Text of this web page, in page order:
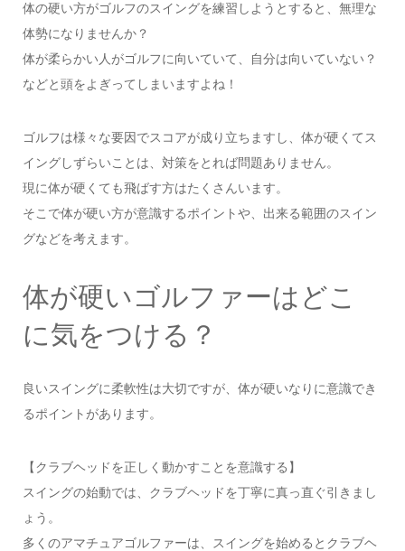
体の硬い方がゴルフのスイングを練習しようとすると、無理な
体勢になりませんか？
体が柔らかい人がゴルフに向いていて、自分は向いていない？
などと頭をよぎってしまいますよね！
ゴルフは様々な要因でスコアが成り立ちますし、体が硬くてス
イングしずらいことは、対策をとれば問題ありません。
現に体が硬くても飛ばす方はたくさんいます。
そこで体が硬い方が意識するポイントや、出来る範囲のスイン
グなどを考えます。
体が硬いゴルファーはどこ
に気をつける？
良いスイングに柔軟性は大切ですが、体が硬いなりに意識でき
るポイントがあります。
【クラブヘッドを正しく動かすことを意識する】
スイングの始動では、クラブヘッドを丁寧に真っ直ぐ引きまし
ょう。
多くのアマチュアゴルファーは、スイングを始めるとクラブヘ